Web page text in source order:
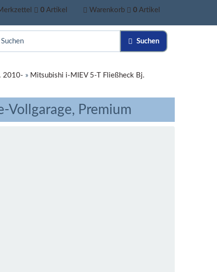
0 Artikel Warenkorb 0 Artikel
Suchen
2010- » Mitsubishi i-MIEV 5-T Fließheck Bj.
Vollgarage, Premium